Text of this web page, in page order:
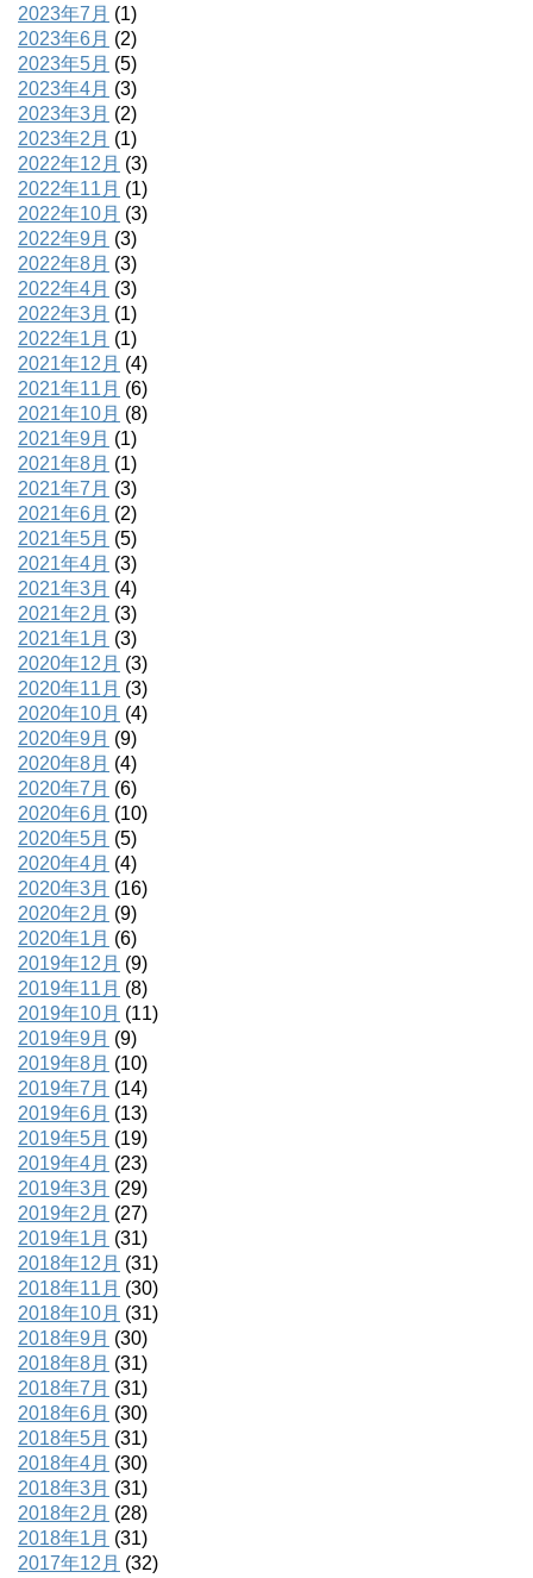
2023年7月 (1)
2023年6月 (2)
2023年5月 (5)
2023年4月 (3)
2023年3月 (2)
2023年2月 (1)
2022年12月 (3)
2022年11月 (1)
2022年10月 (3)
2022年9月 (3)
2022年8月 (3)
2022年4月 (3)
2022年3月 (1)
2022年1月 (1)
2021年12月 (4)
2021年11月 (6)
2021年10月 (8)
2021年9月 (1)
2021年8月 (1)
2021年7月 (3)
2021年6月 (2)
2021年5月 (5)
2021年4月 (3)
2021年3月 (4)
2021年2月 (3)
2021年1月 (3)
2020年12月 (3)
2020年11月 (3)
2020年10月 (4)
2020年9月 (9)
2020年8月 (4)
2020年7月 (6)
2020年6月 (10)
2020年5月 (5)
2020年4月 (4)
2020年3月 (16)
2020年2月 (9)
2020年1月 (6)
2019年12月 (9)
2019年11月 (8)
2019年10月 (11)
2019年9月 (9)
2019年8月 (10)
2019年7月 (14)
2019年6月 (13)
2019年5月 (19)
2019年4月 (23)
2019年3月 (29)
2019年2月 (27)
2019年1月 (31)
2018年12月 (31)
2018年11月 (30)
2018年10月 (31)
2018年9月 (30)
2018年8月 (31)
2018年7月 (31)
2018年6月 (30)
2018年5月 (31)
2018年4月 (30)
2018年3月 (31)
2018年2月 (28)
2018年1月 (31)
2017年12月 (32)